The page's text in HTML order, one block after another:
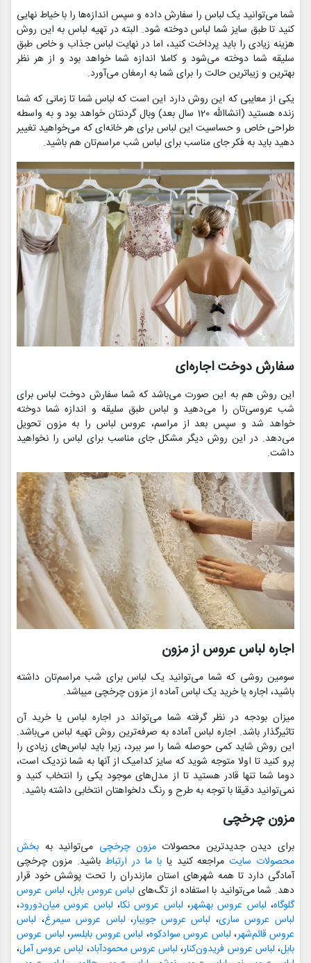
شما می‌توانید یک لباس را سفارش داده و سپس اندازه‌ها را با خیاط نهایی
کنید تا طبق سایز شما لباس دوخته ‌شود. البته در تهیه لباس به این روش
هزینه زیادی را باید پرداخت کنید، اما در نهایت لباس جذاب و خاص طبق
سلیقه شما دوخته می‌شود و کاملا اندازه شما خواهد بود و از هر نظر
بهترین و زیباترین حالت را برای شما به ارمغان می‌آورد.
یکی از معایبی که این روش دارد این است که لباس شما تا زمانی که شما
زنده هستید (انشاالله 120 سال بعد) وبال گردنتان خواهد بود و به واسطه
طراحی خاص و حساسیت این لباس برای هر خانه‌ای که می‌خواهید تغییر
دهید باید به فکر جای مناسب برای لباس شب مراسم‌تان هم باشید.
سفارش دوخت اجاره‌ای
این روش هم به این صورت می‌باشد که شما سفارش دوخت لباس برای
شب عروسی‌تان را می‌دهید و لباس طبق سلیقه و اندازه شما دوخته
خواهد شد و سپس بعد از مراسم، عروس لباس را به مزون تحویل
می‌دهد. در این روش دیگر مشکل جای مناسب برای لباس را نخواهید
داشت.
اجاره لباس عروس از مزون
سومین روشی که شما می‌توانید یک لباس برای شب مراسم‌تان داشته
باشید، اجاره یا خرید یک لباس آماده از مزون چرخچی می‎باشد.
میزان بودجه در نظر گرفته شما می‌تواند در اجاره لباس یا خرید آن
تاثیرگذار باشد. اجاره لباس آماده به صرفه‌ترین روش تهیه لباس می‌باشد.
این روش شاید کمی حوصله شما را سر ببرد، زیرا باید لباس‌های زیادی را
پرو کنید تا اولا متوجه شوید که سایز کدامیک از آنها به شما نزدیک است،
دوما شما تنها قادر هستید تا از مدل‌های موجود یکی را انتخاب کنید و
نمی‌توانید دقیقا با توجه به طرح و رنگ دلخواهتان انتخابی داشته باشید.
مزون چرخچی
برای دیدن جدیدترین محصولاتمزون چرخچی می‌توانید به بخش
محصولات سایتمراجعه کنید یابا ما در ارتباط باشید. مزون چرخچی
آمادگی دارد تا همه شهرهای استان مازندران را تحت پوشش خود قرار
دهد. شما می‌توانید با استفاده از تگ‌های لباس عروس بابل، لباس عروس
گلوگاه، لباس عروس بهشهر، لباس عروس نکا، لباس عروس میان‌دورود،
لباس عروس ساری، لباس عروس جویبار، لباس عروس سیمرغ، لباس
عروس قائم‌شهر، لباس عروس سوادکوه، لباس عروس بابلسر، لباس عروس
بابل، لباس عروس فریدون‌کنار، لباس عروس محمودآباد، لباس عروس آمل،